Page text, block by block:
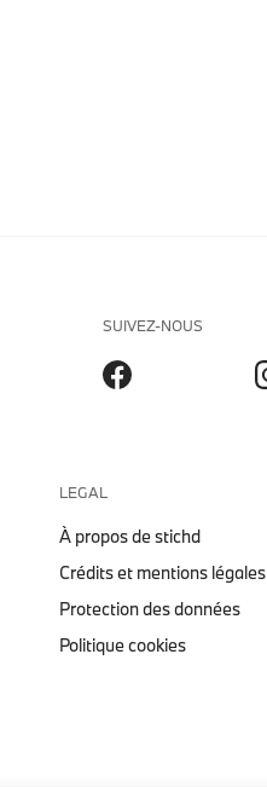
SUIVEZ-NOUS
LEGAL
À propos de stichd
Crédits et mentions légales
Protection des données
Politique cookies